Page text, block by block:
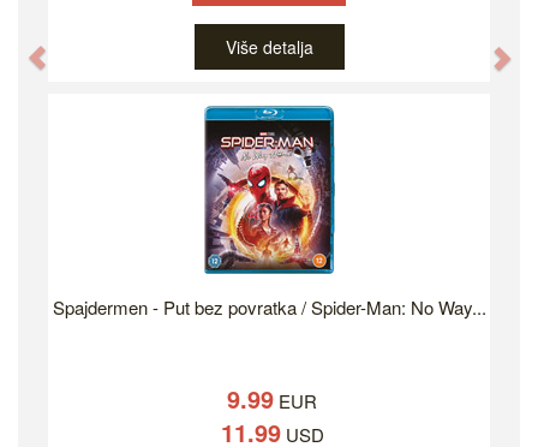
Više detalja
Spajdermen - Put bez povratka / Spider-Man: No Way...
9.99 EUR
11.99USD